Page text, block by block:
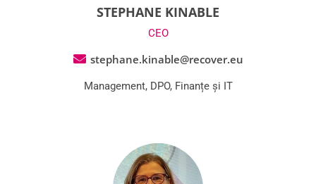
STEPHANE KINABLE
CEO
stephane.kinable@recover.eu
Management, DPO, Finanțe și IT